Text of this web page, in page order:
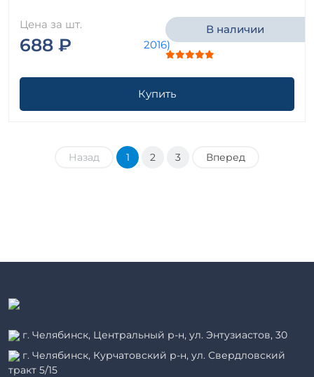
Цена за шт.
688 ₽
В наличии
Купить
Назад 1 2 3 Вперед
г. Челябинск, Центральный р-н, ул. Энтузиастов, 30
г. Челябинск, Курчатовский р-н, ул. Свердловский
тракт 5/15